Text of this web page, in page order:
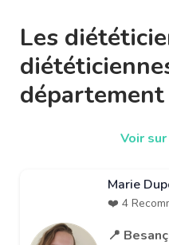
Les
département
Voir
Marie
❤️ 4
📍